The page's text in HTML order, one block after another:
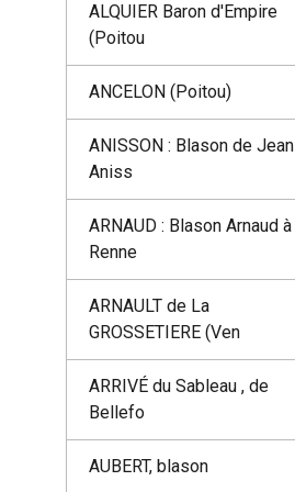
ALQUIER Baron d'Empire
(Poitou
ANCELON (Poitou)
ANISSON : Blason de Jean
Aniss
ARNAUD : Blason Arnaud à
Renne
ARNAULT de La
GROSSETIERE (Ven
ARRIVÉ du Sableau , de
Bellefo
AUBERT, blason